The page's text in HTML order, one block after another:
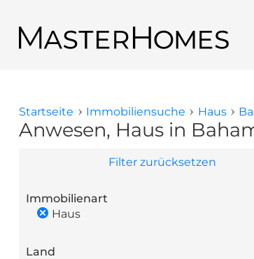
Zurück zu den Suchergebnissen
Sie sind hier
Startseite Immobiliensuche Haus
Anwesen, Haus in
Filter zurücksetzen
Immobilienart
Haus
Land